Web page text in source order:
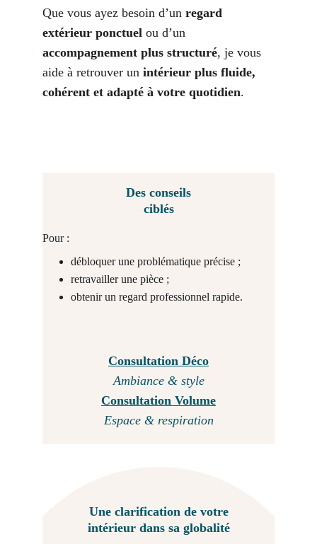
Que vous ayez besoin d’un regard
extérieur ponctuel ou d’un
accompagnement plus structuré, je vous
aide à retrouver un intérieur plus fluide,
cohérent et adapté à votre quotidien.
Pour :
débloquer une problématique précise ;
retravailler une pièce ;
obtenir un regard professionnel rapide.
Des conseils
ciblés
Consultation Déco
Ambiance & style
Consultation Volume
Espace & respiration
Une clarification de votre
intérieur dans sa globalité